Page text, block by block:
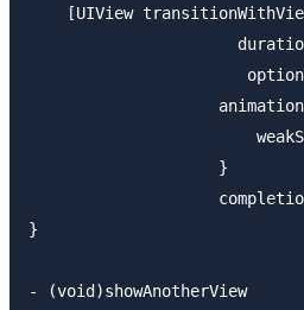
[UIView
                    }
}
- (void)showAnotherView